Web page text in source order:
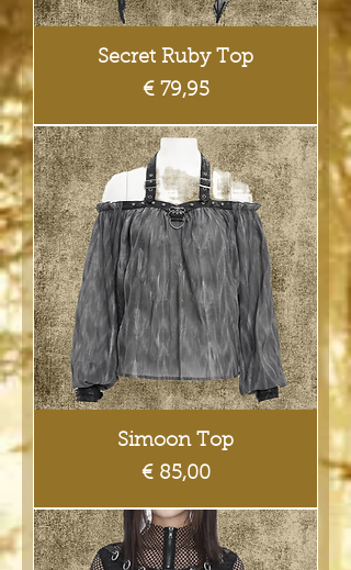
Secret Ruby Top
Prijs
€ 79,95
Simoon Top
Prijs
€ 85,00